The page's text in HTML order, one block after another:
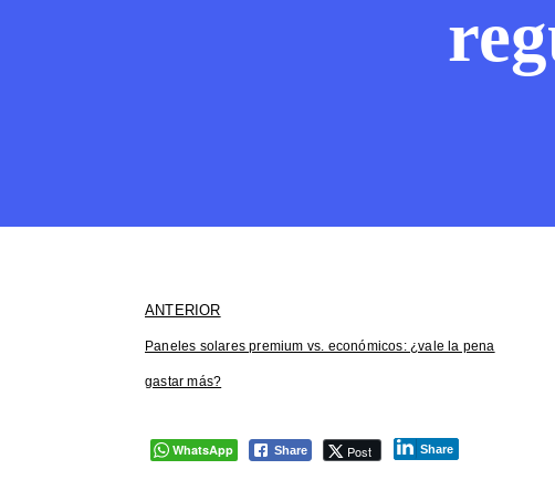
ANTERIOR
Paneles solares premium vs. económicos: ¿vale la pena
gastar más?
WhatsApp Share Post Share